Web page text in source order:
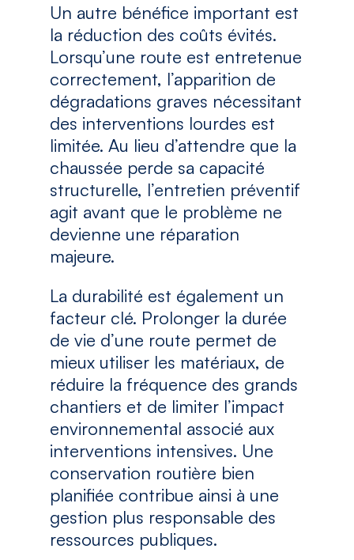
Un autre bénéfice important est
la réduction des coûts évités.
Lorsqu’une route est entretenue
correctement, l’apparition de
dégradations graves nécessitant
des interventions lourdes est
limitée. Au lieu d’attendre que la
chaussée perde sa capacité
structurelle, l’entretien préventif
agit avant que le problème ne
devienne une réparation
majeure.
La durabilité est également un
facteur clé. Prolonger la durée
de vie d’une route permet de
mieux utiliser les matériaux, de
réduire la fréquence des grands
chantiers et de limiter l’impact
environnemental associé aux
interventions intensives. Une
conservation routière bien
planifiée contribue ainsi à une
gestion plus responsable des
ressources publiques.